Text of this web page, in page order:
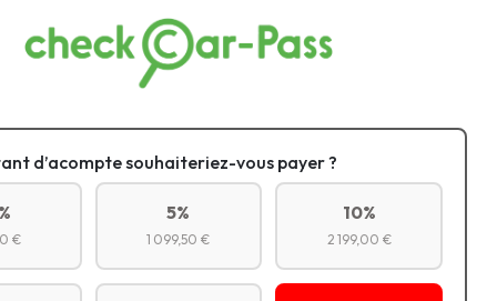
d’acompte souhaiteriez-vous payer ?
€
5%
1 099,50 €
10%
2 199,00 €